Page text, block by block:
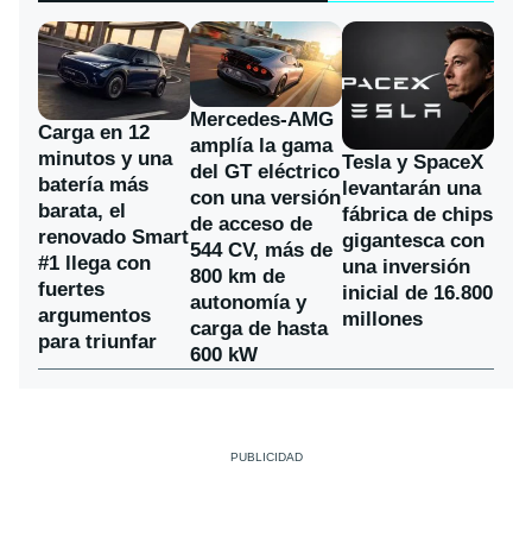
Carga en 12
minutos y una
batería más
barata, el
renovado Smart
#1 llega con
fuertes
argumentos
para triunfar
Mercedes-AMG
amplía la gama
del GT eléctrico
con una versión
de acceso de
544 CV, más de
800 km de
autonomía y
carga de hasta
600 kW
Tesla y SpaceX
levantarán una
fábrica de chips
gigantesca con
una inversión
inicial de 16.800
millones